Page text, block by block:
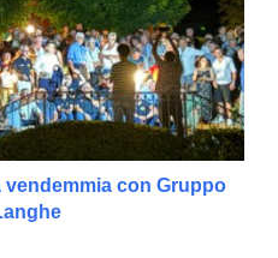
con Gruppo